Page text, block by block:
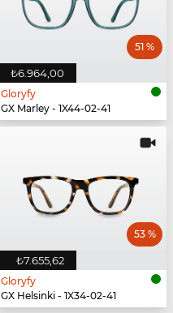
₺6.964,00
51 %
Gloryfy
GX Marley - 1X44-02-41
₺7.655,62
53 %
Gloryfy
GX Helsinki - 1X34-02-41